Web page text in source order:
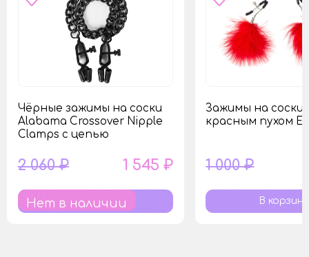
Чёрные зажимы на соски
Alabama Crossover Nipple
Clamps с цепью
2 060 ₽ 1 545 ₽
Нет в наличии
Зажимы на соски
красным пухом
1 000 ₽